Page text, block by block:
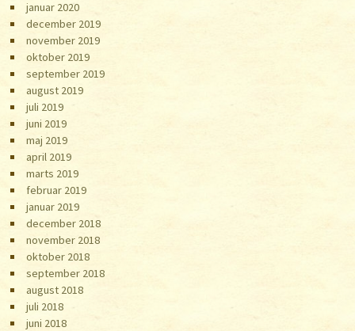
januar 2020
december 2019
november 2019
oktober 2019
september 2019
august 2019
juli 2019
juni 2019
maj 2019
april 2019
marts 2019
februar 2019
januar 2019
december 2018
november 2018
oktober 2018
september 2018
august 2018
juli 2018
juni 2018